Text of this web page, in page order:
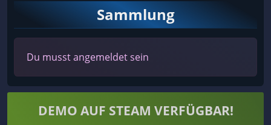
Sammlung
Du musst angemeldet sein
DEMO AUF STEAM VERFÜGBAR!